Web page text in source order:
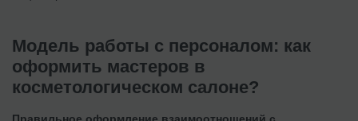
Модель работы с персоналом: как
оформить мастеров в
косметологическом салоне?
Правильное оформление взаимоотношений с